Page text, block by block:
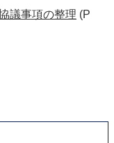
議事項の整理 (P